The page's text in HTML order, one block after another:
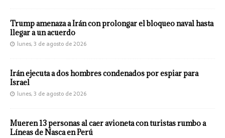
Trump amenaza a Irán con prolongar el bloqueo naval hasta
llegar a un acuerdo
lunes, 3 de agosto de 2026
Irán ejecuta a dos hombres condenados por espiar para
Israel
lunes, 3 de agosto de 2026
Mueren 13 personas al caer avioneta con turistas rumbo a
Líneas de Nasca en Perú